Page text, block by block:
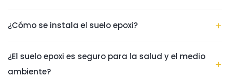
¿Cómo se instala el suelo epoxi?
¿El suelo epoxi es seguro para la salud y el medio
ambiente?